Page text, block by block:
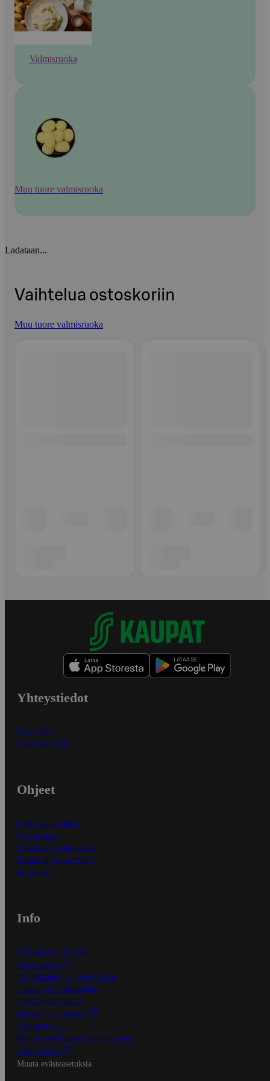
Valmisruoka
Muu tuore valmisruoka
Ladataan...
Vaihtelua ostoskoriin
Muu tuore valmisruoka
Yhteystiedot
Myymälät
Asiakaspalvelu
Ohjeet
Ensitilaajan ohjeet
Näin maksat
Näin tilaat ja muokkaat
Kaikki ohjeet ja vinkit
In English
Info
S-Business yrityksille
Oiva-raportit
Osuuskauppojen yhteystiedot
Tilaus- ja toimitusehdot
Tietosuojakäytäntö
Palvelun käyttöehdot
Saavutettavuus
Mobiilisovelluksen saavutettavuus
Mainostajalle
Muuta evästeasetuksia